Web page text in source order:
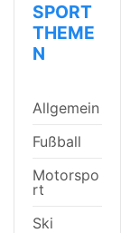
SPORT
THEME
N
Allgemein
Fußball
Motorspo
rt
Ski